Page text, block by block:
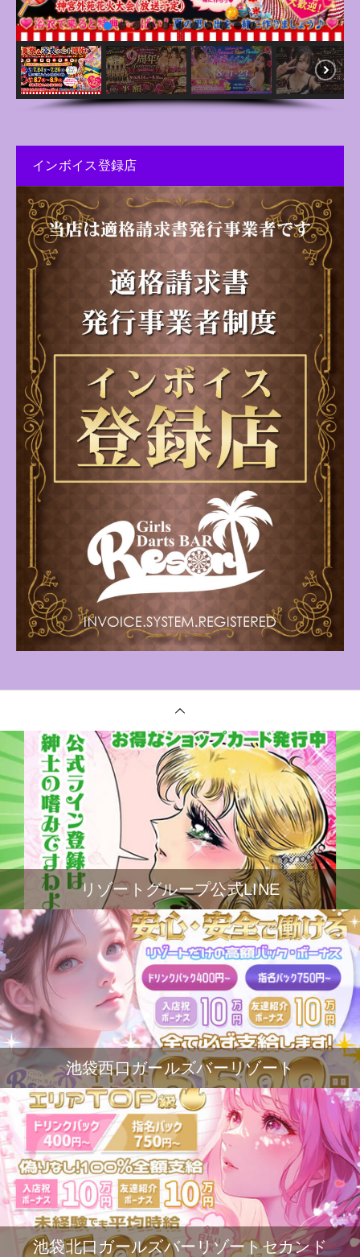
インボイス登録店
リゾートグループ公式LINE
池袋西口ガールズバーリゾート
池袋北口ガールズバーリゾートセカンド